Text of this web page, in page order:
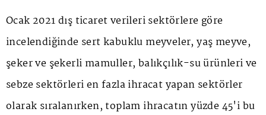
Ocak 2021 dış ticaret verileri sektörlere göre
incelendiğinde sert kabuklu meyveler, yaş meyve,
şeker ve şekerli mamuller, balıkçılık-su ürünleri ve
sebze sektörleri en fazla ihracat yapan sektörler
olarak sıralanırken, toplam ihracatın yüzde 45'i bu